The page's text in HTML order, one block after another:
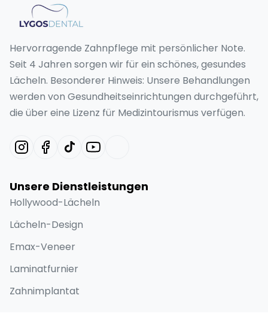
Hervorragende Zahnpflege mit persönlicher Note.
Seit 4 Jahren sorgen wir für ein schönes, gesundes
Lächeln. Besonderer Hinweis: Unsere Behandlungen
werden von Gesundheitseinrichtungen durchgeführt,
die über eine Lizenz für Medizintourismus verfügen.
Unsere Dienstleistungen
Hollywood-Lächeln
Lächeln-Design
Emax-Veneer
Laminatfurnier
Zahnimplantat